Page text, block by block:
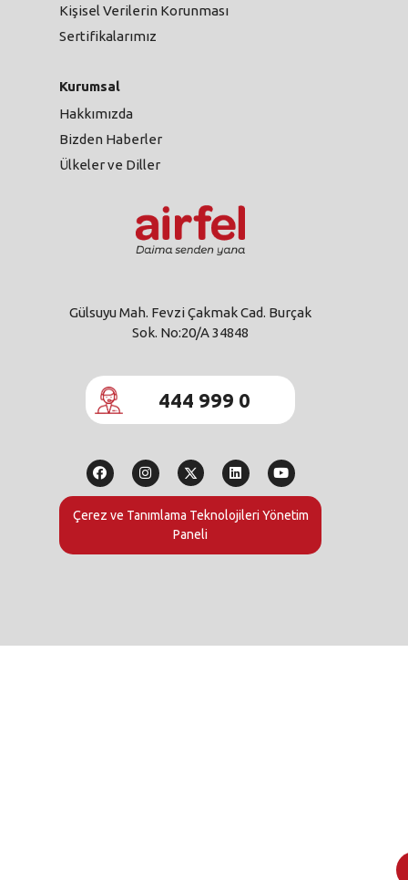
Kişisel Verilerin Korunması
Sertifikalarımız
Kurumsal
Hakkımızda
Bizden Haberler
Ülkeler ve Diller
Gülsuyu Mah. Fevzi Çakmak Cad. Burçak
Sok. No:20/A 34848
444 999 0
Çerez ve Tanımlama Teknolojileri Yönetim
Paneli